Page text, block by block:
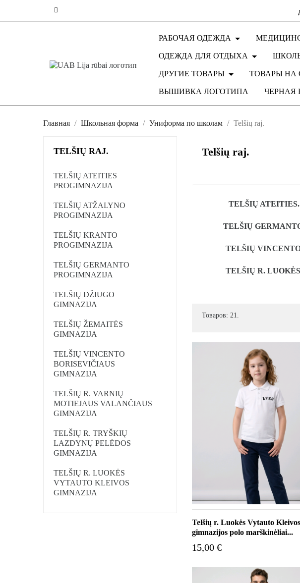
РАБОЧАЯ ОДЕЖДА
ОДЕЖДА ДЛЯ ОТДЫХА
ДРУГИЕ ТОВАРЫ ТОВАРЫ НА
ВЫШИВКА ЛОГОТИПА ЧЕРНАЯ
Главная Школьная форма Униформа по школам Telšių raj.
TELŠIŲ RAJ.
TELŠIŲ ATEITIES
PROGIMNAZIJA
TELŠIŲ ATŽALYNO
PROGIMNAZIJA
TELŠIŲ KRANTO
PROGIMNAZIJA
TELŠIŲ GERMANTO
PROGIMNAZIJA
TELŠIŲ DŽIUGO
GIMNAZIJA
TELŠIŲ ŽEMAITĖS
GIMNAZIJA
TELŠIŲ VINCENTO
BORISEVIČIAUS
GIMNAZIJA
TELŠIŲ R. VARNIŲ
MOTIEJAUS VALANČIAUS
GIMNAZIJA
TELŠIŲ R. TRYŠKIŲ
LAZDYNŲ PELĖDOS
GIMNAZIJA
TELŠIŲ R. LUOKĖS
VYTAUTO KLEIVOS
GIMNAZIJA
Telšių raj.
TELŠIŲ
TELŠIŲ
TELŠIŲ
TELŠIŲ R.
Товаров: 21.
Telšių r. Luokės Vytauto Kleivos
gimnazijos polo marškinėliai...
15,00 €